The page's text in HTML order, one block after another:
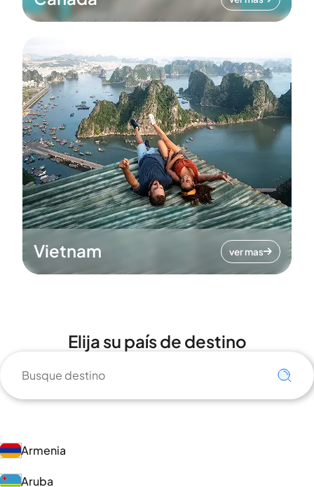
Vietnam ver mas
Elija su país de destino
Armenia
Aruba